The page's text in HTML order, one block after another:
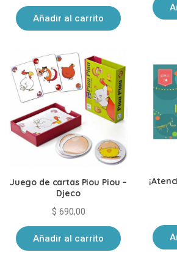
Añadir al carrito
Juego de cartas Piou Piou –
Djeco
$ 690,00
Añadir al carrito